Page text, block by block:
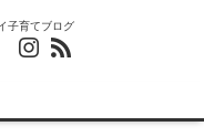
子育てブログ